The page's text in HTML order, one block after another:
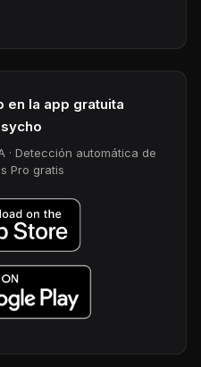
en la app gratuita
· Detección automática de
Pro gratis